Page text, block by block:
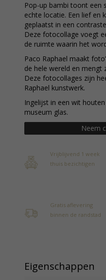
Pop-up bambi toont een
echte locatie. Een lief en
geplaatst in een
Deze fotocollage voegt
de ruimte waarin het
Paco Raphael maakt
de hele wereld en mengt
Deze fotocollages zijn
Raphael kunstwerk.
Ingelijst in een wit
museum glas.
Neem
Vrijblijvend 1 week
thuis bezichtigen
Gratis aflevering
binnen de randstad
Eigenschappen